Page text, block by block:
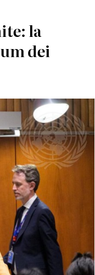
la
dei